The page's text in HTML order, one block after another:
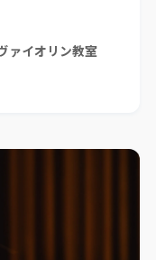
ァイオリン教室